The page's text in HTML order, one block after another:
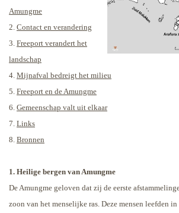
Amungme
2. Contact en verandering
3. Freeport verandert het
landschap
4. Mijnafval bedreigt het milieu
5. Freeport en de Amungme
6. Gemeenschap valt uit elkaar
7. Links
8. Bronnen
1. Heilige bergen van Amungme
De Amungme geloven dat zij de eerste
zoon van het menselijke ras. Deze mensen leefden